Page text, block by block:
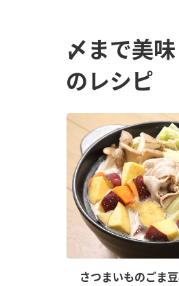
おうちレシピ トップ
〆まで美
のレシピ
さつまいものごま